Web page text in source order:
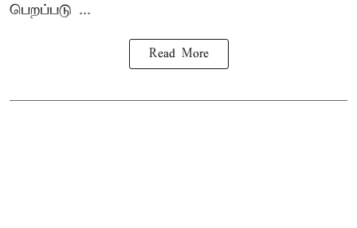
பெறப்படு ...
Read More